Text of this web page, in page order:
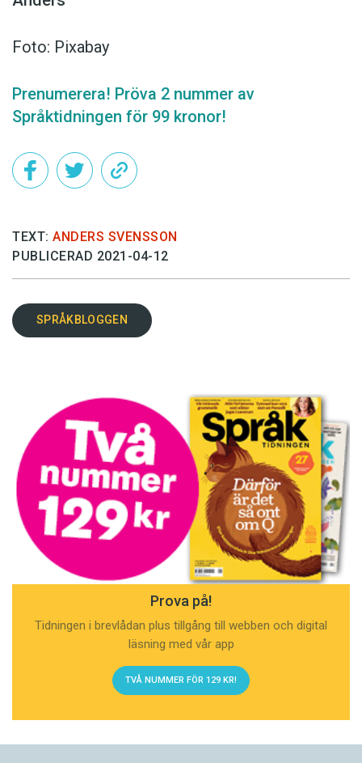
Foto: Pixabay
Prenumerera! Pröva 2 nummer av
Språktidningen för 99 kronor!
TEXT: ANDERS SVENSSON
PUBLICERAD 2021-04-12
SPRÅKBLOGGEN
Prova på!
Tidningen i brevlådan plus tillgång till webben och digital
läsning med vår app
TVÅ NUMMER FÖR 129 KR!